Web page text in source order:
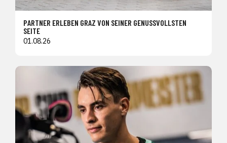
PARTNER ERLEBEN GRAZ VON SEINER GENUSSVOLLSTEN
SEITE
01.08.26